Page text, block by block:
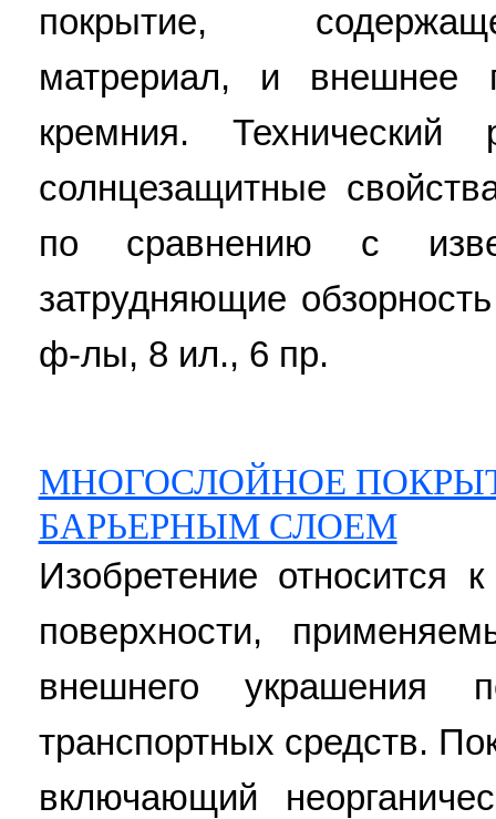
покрытие,
матрериал, и внешнее
кремния. Технический
солнцезащитные
по сравнению с
затрудняющие
ф-лы, 8 ил., 6 пр.
МНОГОСЛОЙНОЕ
БАРЬЕРНЫМ СЛОЕМ
Изобретение относится
поверхности,
внешнего украшения
транспортных средств.
включающий